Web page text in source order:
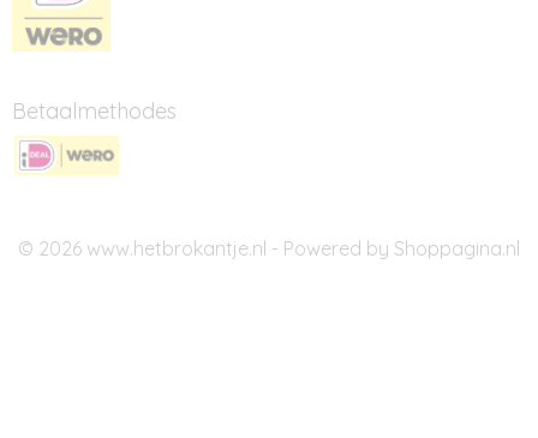
Betaalmethodes
© 2026 www.hetbrokantje.nl - Powered by Shoppagina.nl